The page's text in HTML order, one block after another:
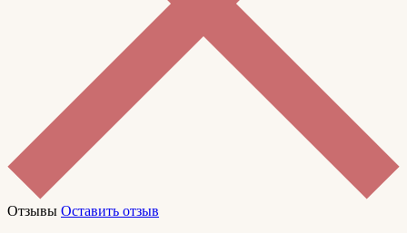
Отзывы Оставить отзыв